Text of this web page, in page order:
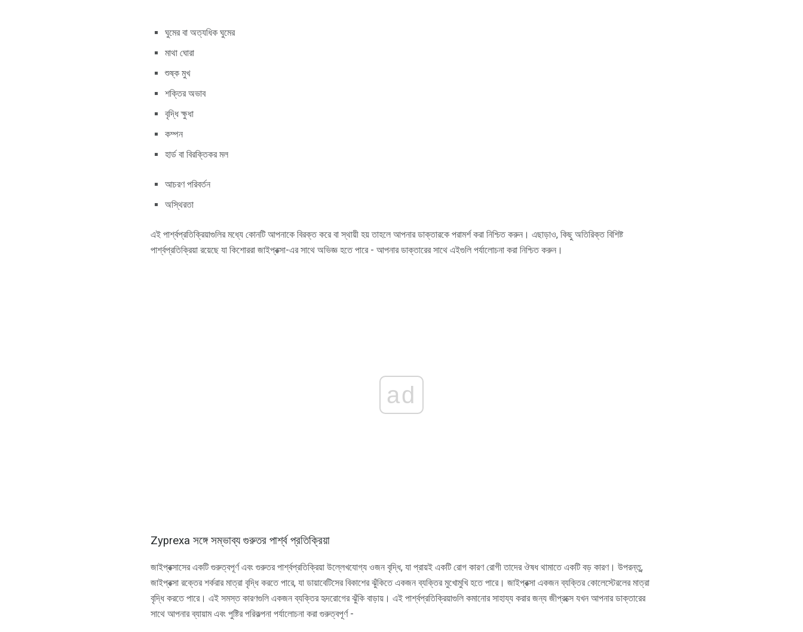
ঘুমের বা অত্যধিক ঘুমের
মাথা ঘোরা
শুষ্ক মুখ
শক্তির অভাব
বৃদ্ধি ক্ষুধা
কম্পন
হার্ড বা বিরক্তিকর মল
আচরণ পরিবর্তন
অস্থিরতা
এই পার্শ্বপ্রতিক্রিয়াগুলির মধ্যে কোনটি আপনাকে বিরক্ত করে বা স্থায়ী হয় তাহলে আপনার ডাক্তারকে পরামর্শ করা নিশ্চিত করুন। এছাড়াও, কিছু অতিরিক্ত বিশিষ্ট
পার্শ্বপ্রতিক্রিয়া রয়েছে যা কিশোররা জাইপ্রক্সা-এর সাথে অভিজ্ঞ হতে পারে - আপনার ডাক্তারের সাথে এইগুলি পর্যালোচনা করা নিশ্চিত করুন।
ad
Zyprexa সঙ্গে সম্ভাব্য গুরুতর পার্শ্ব প্রতিক্রিয়া
জাইপ্রক্সাসের একটি গুরুত্বপূর্ণ এবং গুরুতর পার্শ্বপ্রতিক্রিয়া উল্লেখযোগ্য ওজন বৃদ্ধি, যা প্রায়ই একটি রোগ কারণ রোগী তাদের ঔষধ থামাতে একটি বড় কারণ। উপরন্তু,
জাইপ্রক্সা রক্তের শর্করার মাত্রা বৃদ্ধি করতে পারে, যা ডায়াবেটিসের বিকাশের ঝুঁকিতে একজন ব্যক্তির মুখোমুখি হতে পারে। জাইপ্রক্সা একজন ব্যক্তির কোলেস্টেরলের মাত্রা
বৃদ্ধি করতে পারে। এই সমস্ত কারণগুলি একজন ব্যক্তির হৃদরোগের ঝুঁকি বাড়ায়। এই পার্শ্বপ্রতিক্রিয়াগুলি কমানোর সাহায্য করার জন্য জীপ্রক্সে যখন আপনার ডাক্তারের
সাথে আপনার ব্যায়াম এবং পুষ্টির পরিকল্পনা পর্যালোচনা করা গুরুত্বপূর্ণ -